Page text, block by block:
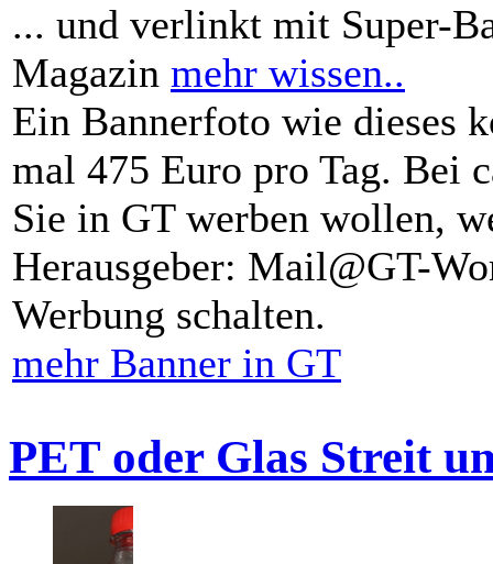
... und verlinkt mit Super-
Magazin mehr wissen..
Ein Bannerfoto wie dieses
mal 475 Euro pro Tag. Bei
Sie in GT werben wollen,
Herausgeber: Mail@GT-
Werbung schalten.
mehr Banner in GT
PET oder Glas Streit